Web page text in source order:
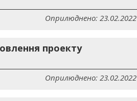
Оприлюднено: 23.02.2022
проекту
Оприлюднено: 23.02.2022